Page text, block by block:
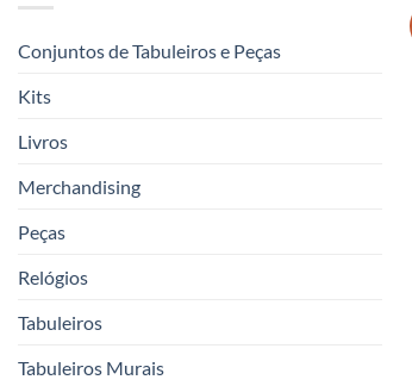
Conjuntos de Tabuleiros e Peças
Kits
Livros
Merchandising
Peças
Relógios
Tabuleiros
Tabuleiros Murais